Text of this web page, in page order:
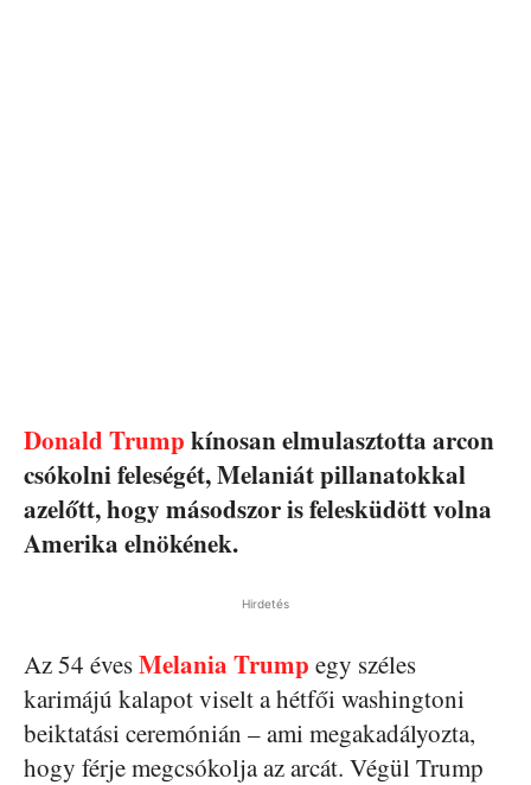
Donald Trump kínosan elmulasztotta arcon
csókolni feleségét, Melaniát pillanatokkal
azelőtt, hogy másodszor is felesküdött volna
Amerika elnökének.
Hirdetés
Az 54 évesMelania Trump egy széles
karimájú kalapot viselt a hétfői washingtoni
beiktatási ceremónián – ami megakadályozta,
hogy férje megcsókolja az arcát. Végül Trump